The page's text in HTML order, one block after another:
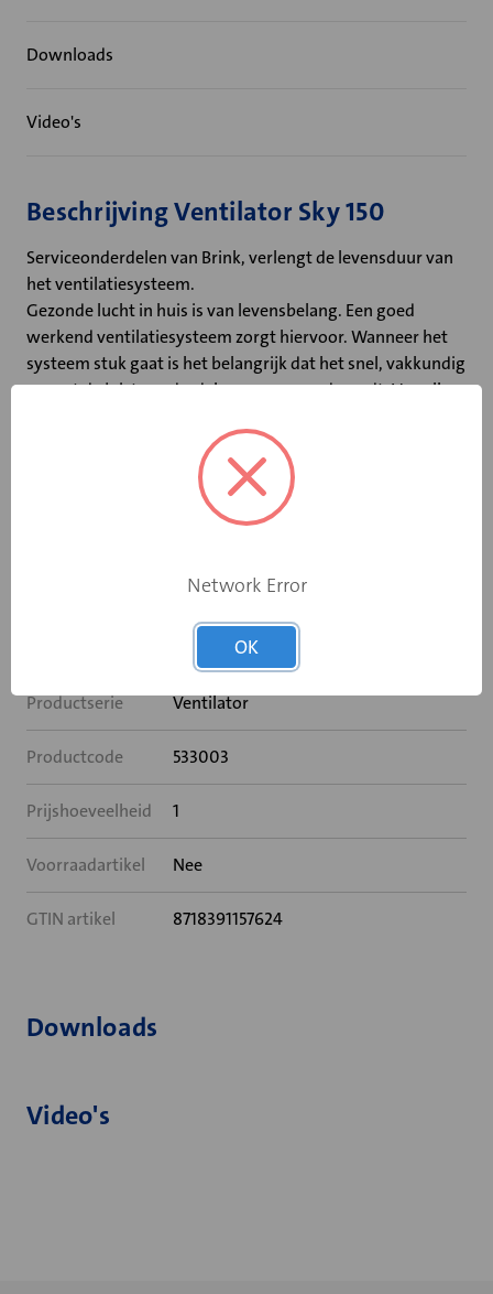
Downloads
Video's
Beschrijving Ventilator Sky 150
Serviceonderdelen van Brink, verlengt de levensduur van
het ventilatiesysteem.
Gezonde lucht in huis is van levensbelang. Een goed
werkend ventilatiesysteem zorgt hiervoor. Wanneer het
systeem stuk gaat is het belangrijk dat het snel, vakkundig
en met de juiste onderdelen gerepareerd wordt. Van alle
Deze serviceonderdelen zijn er voor als er een onderdeel
kapot gaat. Het kapotte onderdeel kan door een monteur
vervangen worden door een nieuw serviceonderdeel. Zo
wordt de levensduur van het ventilatiesysteem verlengd
Productserie Ventilator
Productcode 533003
Prijshoeveelheid 1
Voorraadartikel Nee
GTIN artikel 8718391157624
Downloads
Video's
Network Error
OK